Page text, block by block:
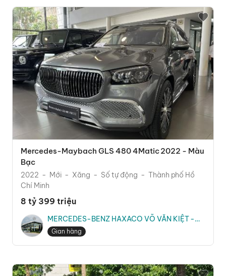
Mercedes-Maybach GLS 480 4Matic 2022 - Màu
Bạc
2022 Mới Xăng Số tự động
Thành phố Hồ
Chí Minh
8 tỷ 399 triệu
MERCEDES-BENZ HAXACO VÕ VĂN KIỆT -
Ms. Hằng
Gian hàng